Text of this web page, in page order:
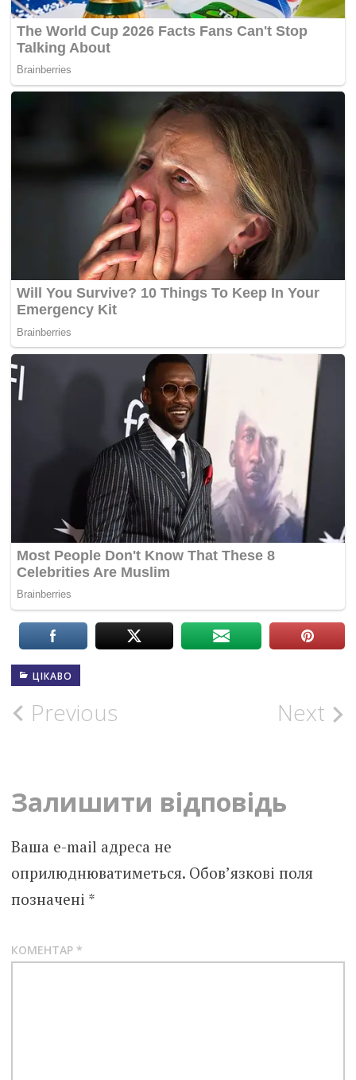
ЦІКАВО
Post
Previous Next
Залишити відповідь
Ваша e-mail адреса не
оприлюднюватиметься. Обов’язкові поля
позначені *
КОМЕНТАР *